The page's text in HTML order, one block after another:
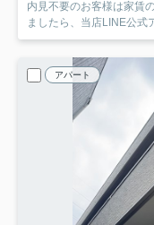
内見不要のお客様は家賃の33％（消費
ましたら、当店LINE公式
アパート